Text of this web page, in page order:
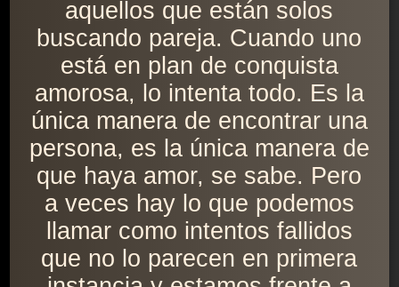
aquellos que están solos
buscando pareja. Cuando uno
está en plan de conquista
amorosa, lo intenta todo. Es la
única manera de encontrar una
persona, es la única manera de
que haya amor, se sabe. Pero
a veces hay lo que podemos
llamar como intentos fallidos
que no lo parecen en primera